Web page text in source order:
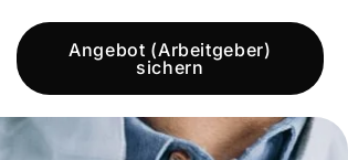
Angebot (Arbeitgeber)
sichern